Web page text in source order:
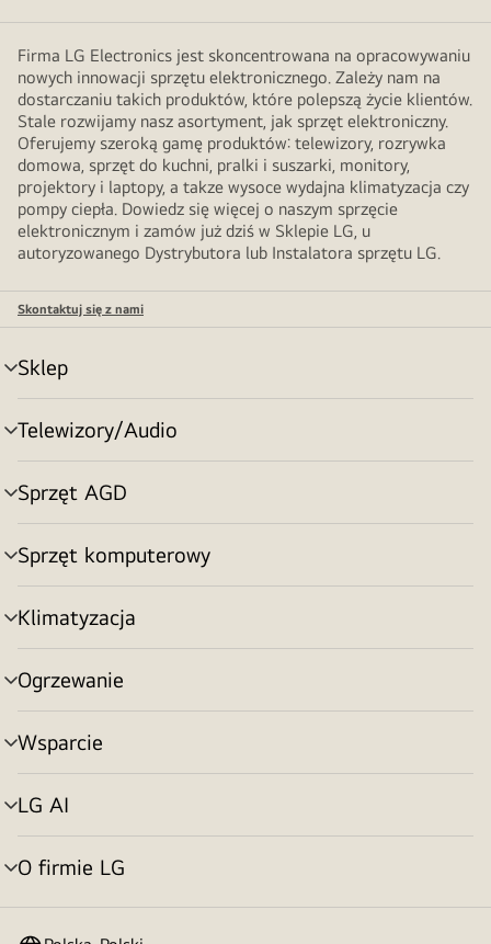
Firma LG Electronics jest skoncentrowana na opracowywaniu
nowych innowacji sprzętu elektronicznego. Zależy nam na
dostarczaniu takich produktów, które polepszą życie klientów.
Stale rozwijamy nasz asortyment, jak sprzęt elektroniczny.
Oferujemy szeroką gamę produktów: telewizory, rozrywka
domowa, sprzęt do kuchni, pralki i suszarki, monitory,
projektory i laptopy, a takze wysoce wydajna klimatyzacja czy
pompy ciepła. Dowiedz się więcej o naszym sprzęcie
elektronicznym i zamów już dziś w Sklepie LG, u
autoryzowanego Dystrybutora lub Instalatora sprzętu LG.
Skontaktuj się z nami
Sklep
Przełącznik
menu
Telewizory/Audio
Przełącznik
menu
Sprzęt AGD
Przełącznik
menu
Sprzęt komputerowy
Przełącznik
menu
Klimatyzacja
Przełącznik
menu
Ogrzewanie
Przełącznik
menu
Wsparcie
Przełącznik
menu
LG AI
Przełącznik
menu
O firmie LG
Przełącznik